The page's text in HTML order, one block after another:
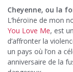
Cheyenne, ou la
L’héroïne de mon
You Love Me, est
d’affronter la
un pays où l’on a
anniversaire de la